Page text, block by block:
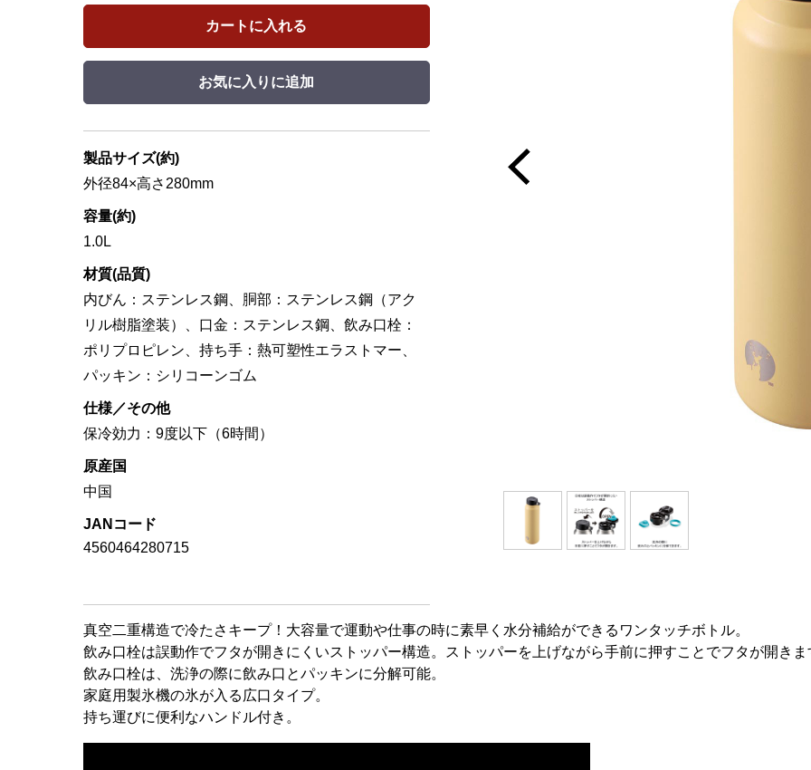
カートに入れる
お気に入りに追加
製品サイズ(約)
外径84×高さ280mm
容量(約)
1.0L
材質(品質)
内びん：ステンレス鋼、胴部：ステンレス鋼（アク
リル樹脂塗装）、口金：ステンレス鋼、飲み口栓：
ポリプロピレン、持ち手：熱可塑性エラストマー、
パッキン：シリコーンゴム
仕様／その他
保冷効力：9度以下（6時間）
原産国
中国
JANコード
4560464280715
真空二重構造で冷たさキープ！大容量で運動や仕事の時に素早く水分補給ができるワンタッチボトル。
飲み口栓は誤動作でフタが開きにくいストッパー構造。ストッパーを上げながら手前に押すことでフタが開きま
飲み口栓は、洗浄の際に飲み口とパッキンに分解可能。
家庭用製氷機の氷が入る広口タイプ。
持ち運びに便利なハンドル付き。